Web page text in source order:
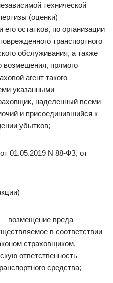
технической
(оценки)
остатков, по организации
транспортного
обслуживания, а также
возмещения, прямого
агент такого
указанными
наделенный всеми
и присоединившийся к
убытков;
01.05.2019 N 88-ФЗ, от
возмещение вреда
в соответствии
страховщиком,
ответственность
средства;